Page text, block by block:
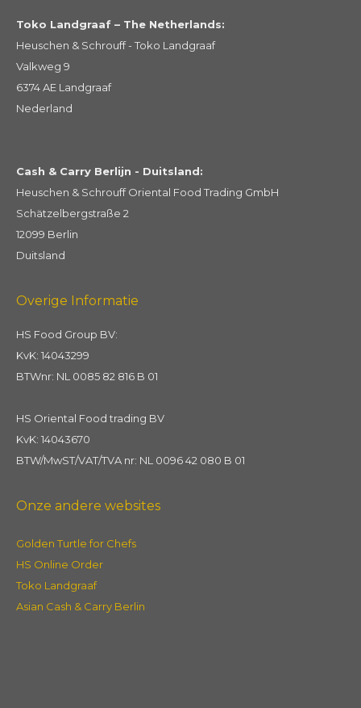
Toko Landgraaf – The Netherlands:
Heuschen & Schrouff - Toko Landgraaf
Valkweg 9
6374 AE Landgraaf
Nederland
Cash & Carry Berlijn - Duitsland:
Heuschen & Schrouff Oriental Food Trading GmbH
Schätzelbergstraße 2
12099 Berlin
Duitsland
Overige Informatie
HS Food Group BV:
KvK: 14043299
BTWnr: NL 0085 82 816 B 01
HS Oriental Food trading BV
KvK: 14043670
BTW/MwST/VAT/TVA nr: NL 0096 42 080 B 01
Onze andere websites
Golden Turtle for Chefs
HS Online Order
Toko Landgraaf
Asian Cash & Carry Berlin